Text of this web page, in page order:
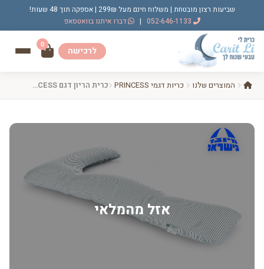
שביעות רצון מובטחת | משלוח חינם מעל 299₪ | אספקה תוך 48 שעות!
| דברו איתנו בוואטסאפ
לרכישה
0
המוצרים שלנו כריות דגמי PRINCESS כרית הריון דגם PRINCESS פסים דקים בז’
אזל מהמלאי